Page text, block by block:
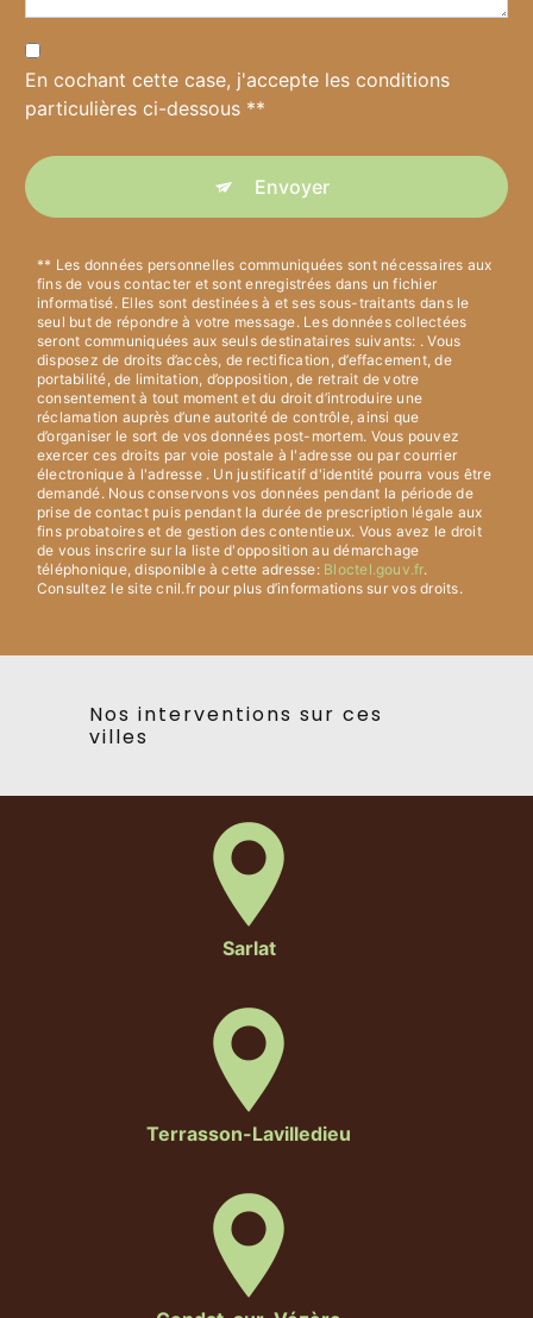
En cochant cette case, j'accepte les conditions
particulières ci-dessous **
Envoyer
** Les données personnelles communiquées sont nécessaires aux
fins de vous contacter et sont enregistrées dans un fichier
informatisé. Elles sont destinées à et ses sous-traitants dans le
seul but de répondre à votre message. Les données collectées
seront communiquées aux seuls destinataires suivants: . Vous
disposez de droits d’accès, de rectification, d’effacement, de
portabilité, de limitation, d’opposition, de retrait de votre
consentement à tout moment et du droit d’introduire une
réclamation auprès d’une autorité de contrôle, ainsi que
d’organiser le sort de vos données post-mortem. Vous pouvez
exercer ces droits par voie postale à l'adresse ou par courrier
électronique à l'adresse . Un justificatif d'identité pourra vous être
demandé. Nous conservons vos données pendant la période de
prise de contact puis pendant la durée de prescription légale aux
fins probatoires et de gestion des contentieux. Vous avez le droit
de vous inscrire sur la liste d'opposition au démarchage
téléphonique, disponible à cette adresse: Bloctel.gouv.fr.
Consultez le site cnil.fr pour plus d’informations sur vos droits.
Nos interventions sur ces
villes
Sarlat
Terrasson-Lavilledieu